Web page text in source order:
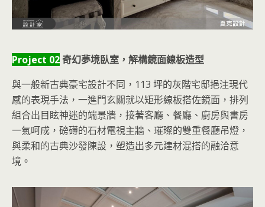
Project 02奇幻夢境臥室，解構鏡面線板造型
與一般新古典豪宅設計不同，113 坪的灰階宅邸挹注現代
感的表現手法，一進門玄關就以矩形線板搭佐鏡面，排列
組合出目眩神迷的端景牆，接著客廳、餐廳、廚房與書房
一氣呵成，磅礡的石材電視主牆、璀璨的雙重餐廳吊燈，
與柔和的古典沙發陳設，塑造出多元建材混搭的融洽意
境。